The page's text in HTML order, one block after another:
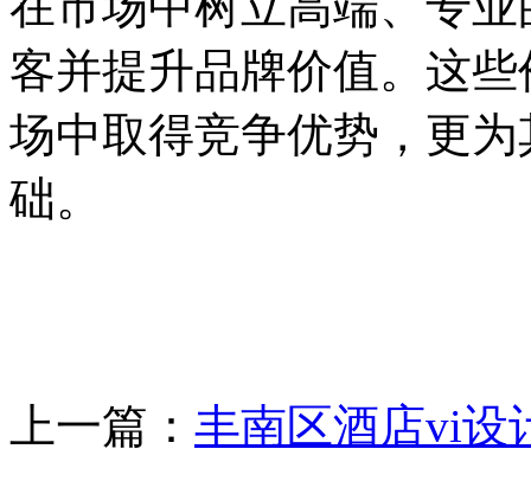
客并提升品牌价值。这
场中取得竞争优势，更
础。
上一篇： 丰南区酒店vi设